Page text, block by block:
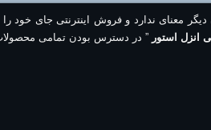
معنای ندارد و فروش اینترنتی جای
انزل استور ” در دسترس بودن تمامی